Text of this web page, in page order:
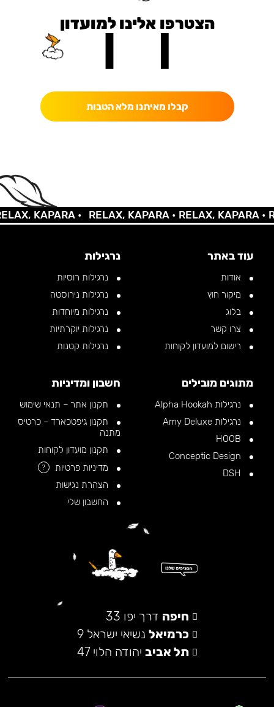
הצטרפו אלינו למועדון
קבלו מאיתנו מלא הטבות
KAPARA • RELAX, KAPARA •RELAX, KAPARA •
עוד באתר
אודות
מיקור חוץ
בלוג
צרו קשר
רישום למועדון לקוחות
נרגילות
נרגילות רוסיות
נרגילות נירוסטה
נרגילות מיוחדות
נרגילות יוקרתיות
נרגילות קטנות
מתוגים מובילים
נרגילות Alpha Hookah
נרגילות Amy Deluxe
חשבון ומדיניות
תקנון אתר – תנאי שימוש
תקנון גיפטכארד – כרטיס
מתנה
תקנון מועדון לקוחות
מדיניות פרטיות
?
הצהרת נגישות
החשבון שלי
חיפה דרך יפו 33
כרמיאל נשיאי ישראל 9
תל אביב יהודה הלוי 47